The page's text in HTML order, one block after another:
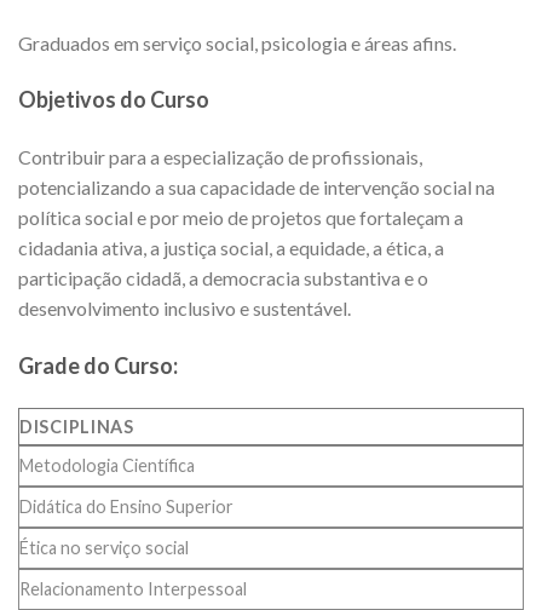
Graduados em serviço social, psicologia e áreas afins.
Objetivos do Curso
Contribuir para a especialização de profissionais,
potencializando a sua capacidade de intervenção social na
política social e por meio de projetos que fortaleçam a
cidadania ativa, a justiça social, a equidade, a ética, a
participação cidadã, a democracia substantiva e o
desenvolvimento inclusivo e sustentável.
Grade do Curso:
DISCIPLINAS
Metodologia Científica
Didática do Ensino Superior
Ética no serviço social
Relacionamento Interpessoal